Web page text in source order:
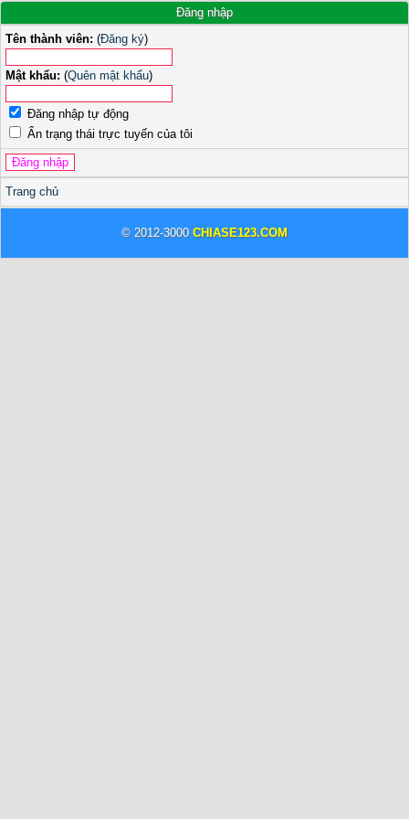
Đăng nhập
Tên thành viên: (Đăng ký)
Mật khẩu: (Quên mật khẩu)
Đăng nhập tự động
Ẩn trạng thái trực tuyến của tôi
Trang chủ
© 2012-3000 CHIASE123.COM